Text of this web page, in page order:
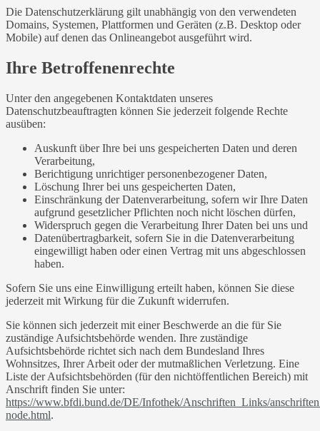
Die Datenschutzerklärung gilt unabhängig von den verwendeten
Domains, Systemen, Plattformen und Geräten (z.B. Desktop oder
Mobile) auf denen das Onlineangebot ausgeführt wird.
Ihre Betroffenenrechte
Unter den angegebenen Kontaktdaten unseres
Datenschutzbeauftragten können Sie jederzeit folgende Rechte
ausüben:
Auskunft über Ihre bei uns gespeicherten Daten und deren
Verarbeitung,
Berichtigung unrichtiger personenbezogener Daten,
Löschung Ihrer bei uns gespeicherten Daten,
Einschränkung der Datenverarbeitung, sofern wir Ihre Daten
aufgrund gesetzlicher Pflichten noch nicht löschen dürfen,
Widerspruch gegen die Verarbeitung Ihrer Daten bei uns und
Datenübertragbarkeit, sofern Sie in die Datenverarbeitung
eingewilligt haben oder einen Vertrag mit uns abgeschlossen
haben.
Sofern Sie uns eine Einwilligung erteilt haben, können Sie diese
jederzeit mit Wirkung für die Zukunft widerrufen.
Sie können sich jederzeit mit einer Beschwerde an die für Sie
zuständige Aufsichtsbehörde wenden. Ihre zuständige
Aufsichtsbehörde richtet sich nach dem Bundesland Ihres
Wohnsitzes, Ihrer Arbeit oder der mutmaßlichen Verletzung. Eine
Liste der Aufsichtsbehörden (für den nichtöffentlichen Bereich) mit
Anschrift finden Sie unter:
https://www.bfdi.bund.de/DE/Infothek/Anschriften_Links/
node.html.